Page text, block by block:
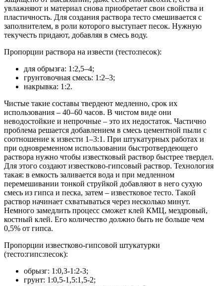
увлажняют и материал снова приобретает свои свойства и
пластичность. Для создания раствора тесто смешивается с
заполнителем, в роли которого выступает песок. Нужную
текучесть придают, добавляя в смесь воду.
Пропорции раствора на извести (тесто:песок):
для обрызга: 1:2,5–4;
грунтовочная смесь: 1:2–3;
накрывка: 1:2.
Чистые такие составы твердеют медленно, срок их
использования – 40–60 часов. В чистом виде они
неводостойкие и непрочные – это их недостаток. Частично
проблема решается добавлением в смесь цементной пыли с
соотношение к извести 1–3:1. При штукатурных работах и
при одновременном использовании быстротвердеющего
раствора нужно чтобы известковый раствор быстрее твердел.
Для этого создают известково-гипсовый раствор. Технология
такая: в емкость заливается вода и при медленном
перемешивании тонкой струйкой добавляют в него сухую
смесь из гипса и песка, затем – известковое тесто. Такой
раствор начинает схватываться через несколько минут.
Немного замедлить процесс сможет клей КМЦ, мездровый,
костный клей. Его количество должно быть не больше чем
0,5% от гипса.
Пропорции известково-гипсовой штукатурки
(тесто:гипс:песок):
обрызг: 1:0,3-1:2-3;
грунт: 1:0,5-1,5:1,5-2;